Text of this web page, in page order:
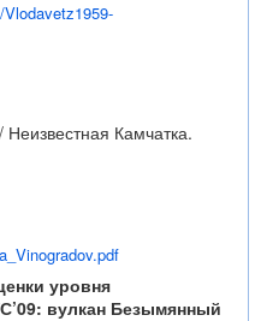
Камчатка.
уровня
вулкан Безымянный